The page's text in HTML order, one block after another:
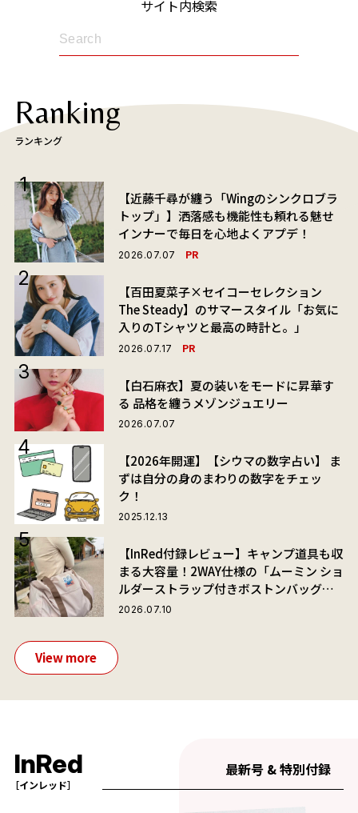
サイト内検索
Ranking
ランキング
【近藤千尋が纏う「Wingのシンクロブラ
トップ」】洒落感も機能性も頼れる魅せ
インナーで毎日を心地よくアプデ！
2026.07.07 PR
【百田夏菜子×セイコーセレクション
The Steady】のサマースタイル「お気に
入りのTシャツと最高の時計と。」
2026.07.17 PR
【白石麻衣】夏の装いをモードに昇華す
る 品格を纏うメゾンジュエリー
2026.07.07
【2026年開運】【シウマの数字占い】 ま
ずは自分の身のまわりの数字をチェッ
ク！
2025.12.13
【InRed付録レビュー】キャンプ道具も収
まる大容量！2WAY仕様の「ムーミン ショ
ルダーストラップ付きボストンバッグ」
が夏旅におすすめな理由
2026.07.10
View more
InRed
［インレッド］
最新号 & 特別付録